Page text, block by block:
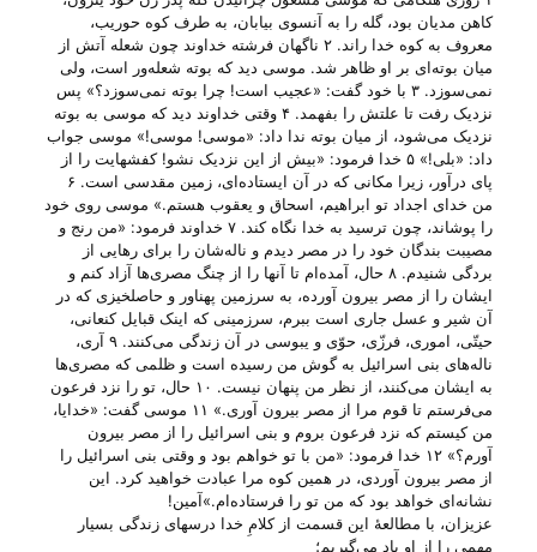
کاهن مدیان بود، گله را به آنسوی بیابان، به طرف کوه حوریب،
معروف به کوه خدا راند. ۲ ناگهان فرشته خداوند چون شعله آتش از
میان بوته‌ای بر او ظاهر شد. موسی دید که بوته شعله‌ور است، ولی
نمی‌سوزد. ۳ با خود گفت: «عجیب است! چرا بوته نمی‌سوزد؟» پس
نزدیک رفت تا علتش را بفهمد. ۴ وقتی خداوند دید که موسی به بوته
نزدیک می‌شود، از میان بوته ندا داد: «موسی! موسی!» موسی جواب
داد: «بلی!» ۵ خدا فرمود: «بیش از این نزدیک نشو! کفشهایت را از
پای درآور، زیرا مکانی که در آن ایستاده‌ای، زمین مقدسی است. ۶
من خدای اجداد تو ابراهیم، اسحاق و یعقوب هستم.» موسی روی خود
را پوشاند، چون ترسید به خدا نگاه کند. ۷ خداوند فرمود: «من رنج و
مصیبت بندگان خود را در مصر دیدم و ناله‌شان را برای رهایی از
بردگی شنیدم. ۸ حال، آمده‌ام تا آنها را از چنگ مصری‌ها آزاد کنم و
ایشان را از مصر بیرون آورده، به سرزمین پهناور و حاصلخیزی که در
آن شیر و عسل جاری است ببرم، سرزمینی که اینک قبایل کنعانی،
حیتّی، اموری، فرزّی، حوّی و یبوسی در آن زندگی می‌کنند. ۹ آری،
ناله‌های بنی اسرائیل به گوش من رسیده است و ظلمی که مصری‌ها
به ایشان می‌کنند، از نظر من پنهان نیست. ۱۰ حال، تو را نزد فرعون
می‌فرستم تا قوم مرا از مصر بیرون آوری.» ۱۱ موسی گفت: «خدایا،
من کیستم که نزد فرعون بروم و بنی اسرائیل را از مصر بیرون
آورم؟» ۱۲ خدا فرمود: «من با تو خواهم بود و وقتی بنی اسرائیل را
از مصر بیرون آوردی، در همین کوه مرا عبادت خواهید کرد. این
نشانه‌ای خواهد بود که من تو را فرستاده‌ام.»آمین!
عزیزان، با مطالعهٔ این قسمت از کلامِ خدا درسهای زندگی بسیار
مهمی را از او یاد می‌‌گیریم؛